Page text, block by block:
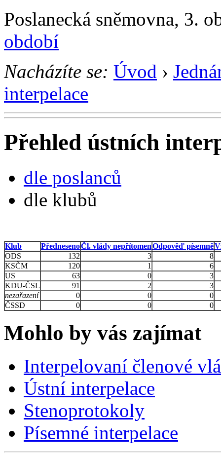
Poslanecká sněmovna, 3.
období
Nacházíte se: Úvod ›
interpelace
Přehled ústních
dle poslanců
dle klubů
Klub PřednesenoČl. vlády nepřítomenOdpověď písemně
ODS
132 3
8
KSČM
120 1
6
US
63 0
3
KDU-ČSL
91 2
3
nezařazení
0 0
0
ČSSD
0 0 0
Mohlo by vás zajímat
Interpelovaní členové
Ústní interpelace
Stenoprotokoly
Písemné interpelace